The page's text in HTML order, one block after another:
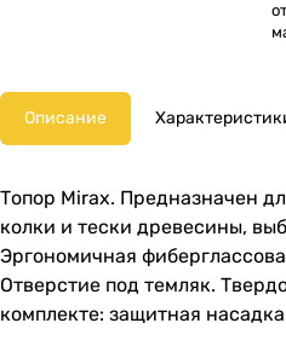
Описание
Топор Mirax. Предназначен
колки и тески древесины,
Эргономичная
Отверстие под темляк.
комплекте: защитная